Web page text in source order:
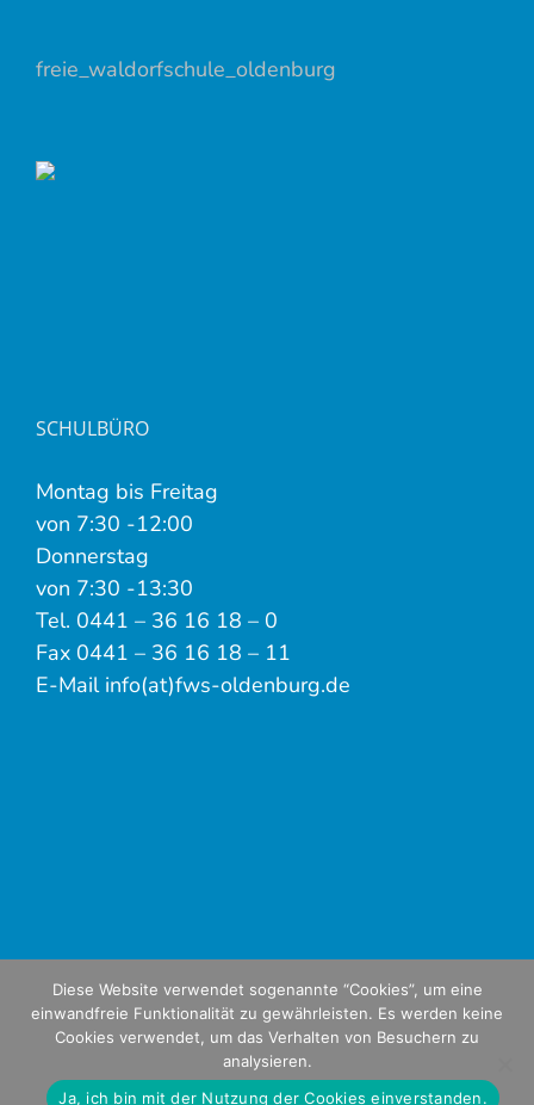
freie_waldorfschule_oldenburg
SCHULBÜRO
Montag bis Freitag
von 7:30 -12:00
Donnerstag
von 7:30 -13:30
Tel. 0441 – 36 16 18 – 0
Fax 0441 – 36 16 18 – 11
E-Mail info(at)fws-oldenburg.de
Diese Website verwendet sogenannte “Cookies”, um eine
einwandfreie Funktionalität zu gewährleisten. Es werden keine
Cookies verwendet, um das Verhalten von Besuchern zu
analysieren.
Ja, ich bin mit der Nutzung der Cookies einverstanden.